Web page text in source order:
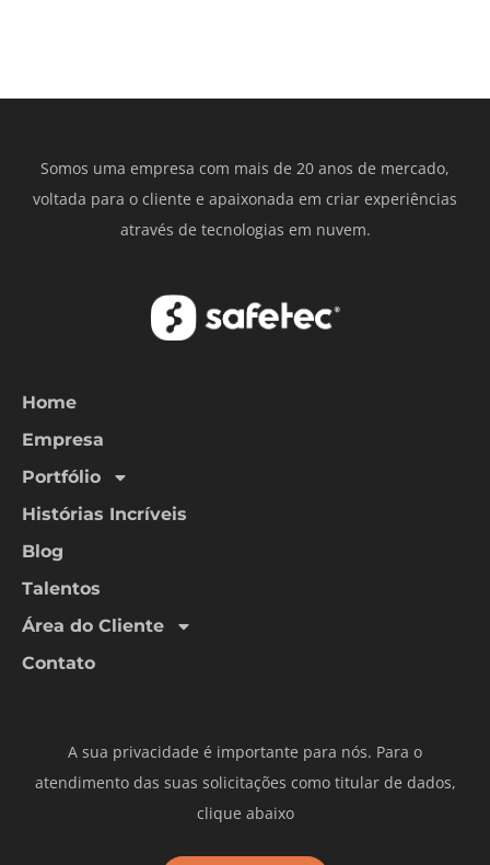
Somos uma empresa com mais de 20 anos de mercado,
voltada para o cliente e apaixonada em criar experiências
através de tecnologias em nuvem.
Home
Empresa
Portfólio
Histórias Incríveis
Blog
Talentos
Área do Cliente
Contato
A sua privacidade é importante para nós. Para o
atendimento das suas solicitações como titular de dados,
clique abaixo